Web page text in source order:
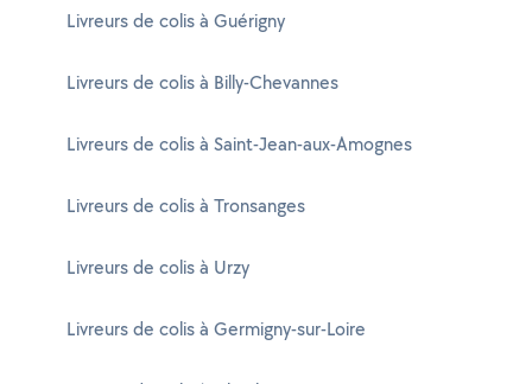
Livreurs de colis à Guérigny
Livreurs de colis à Billy-Chevannes
Livreurs de colis à Saint-Jean-aux-Amognes
Livreurs de colis à Tronsanges
Livreurs de colis à Urzy
Livreurs de colis à Germigny-sur-Loire